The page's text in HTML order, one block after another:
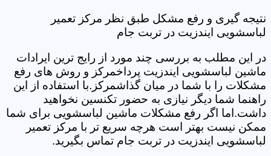
نتیجه گیری و رفع مشکل طبق نظر مرکز تعمیر
لباسشویی ایندزیت در تربت جام
در این مطلب به بررسی چند مورد از رایج ترین ایرادات
ماشین لباسشویی ایندزیت پرداخمرکز و روش های رفع
مشکلات را با شما در میان گذاشمرکز.با استفاده از این
راهنما شما دیگر نیازی به حضور تکنسین نخواهید
داشت.اما اگر رفع مشکلات ماشین لباسشویی برای شما
ممکن نیست بهتر است هرچه سریع تر با مرکز تعمیر
لباسشویی ایندزیت در تربت جام تماس بگیرید.